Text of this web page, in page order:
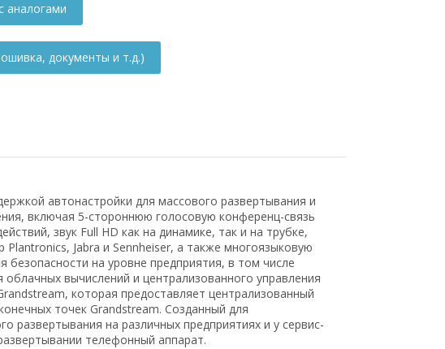
аналогами
документы и т.д.)
автонастройки для массового развертывания и
включая 5-стороннюю голосовую конференц-связь
звук Full HD как на динамике, так и на трубке,
Jabra и Sennheiser, а также многоязыковую
безопасности на уровне предприятия, в том числе
вычислений и централизованного управления
которая предоставляет централизованный
точек Grandstream. Созданный для
развертывания на различных предприятиях и у сервис-
телефонный аппарат.